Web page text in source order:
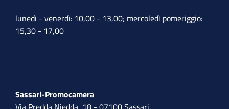
lunedì - venerdì: 10,00 - 13,00; mercoledì pomeriggio:
15,30 - 17,00
Sassari-Promocamera